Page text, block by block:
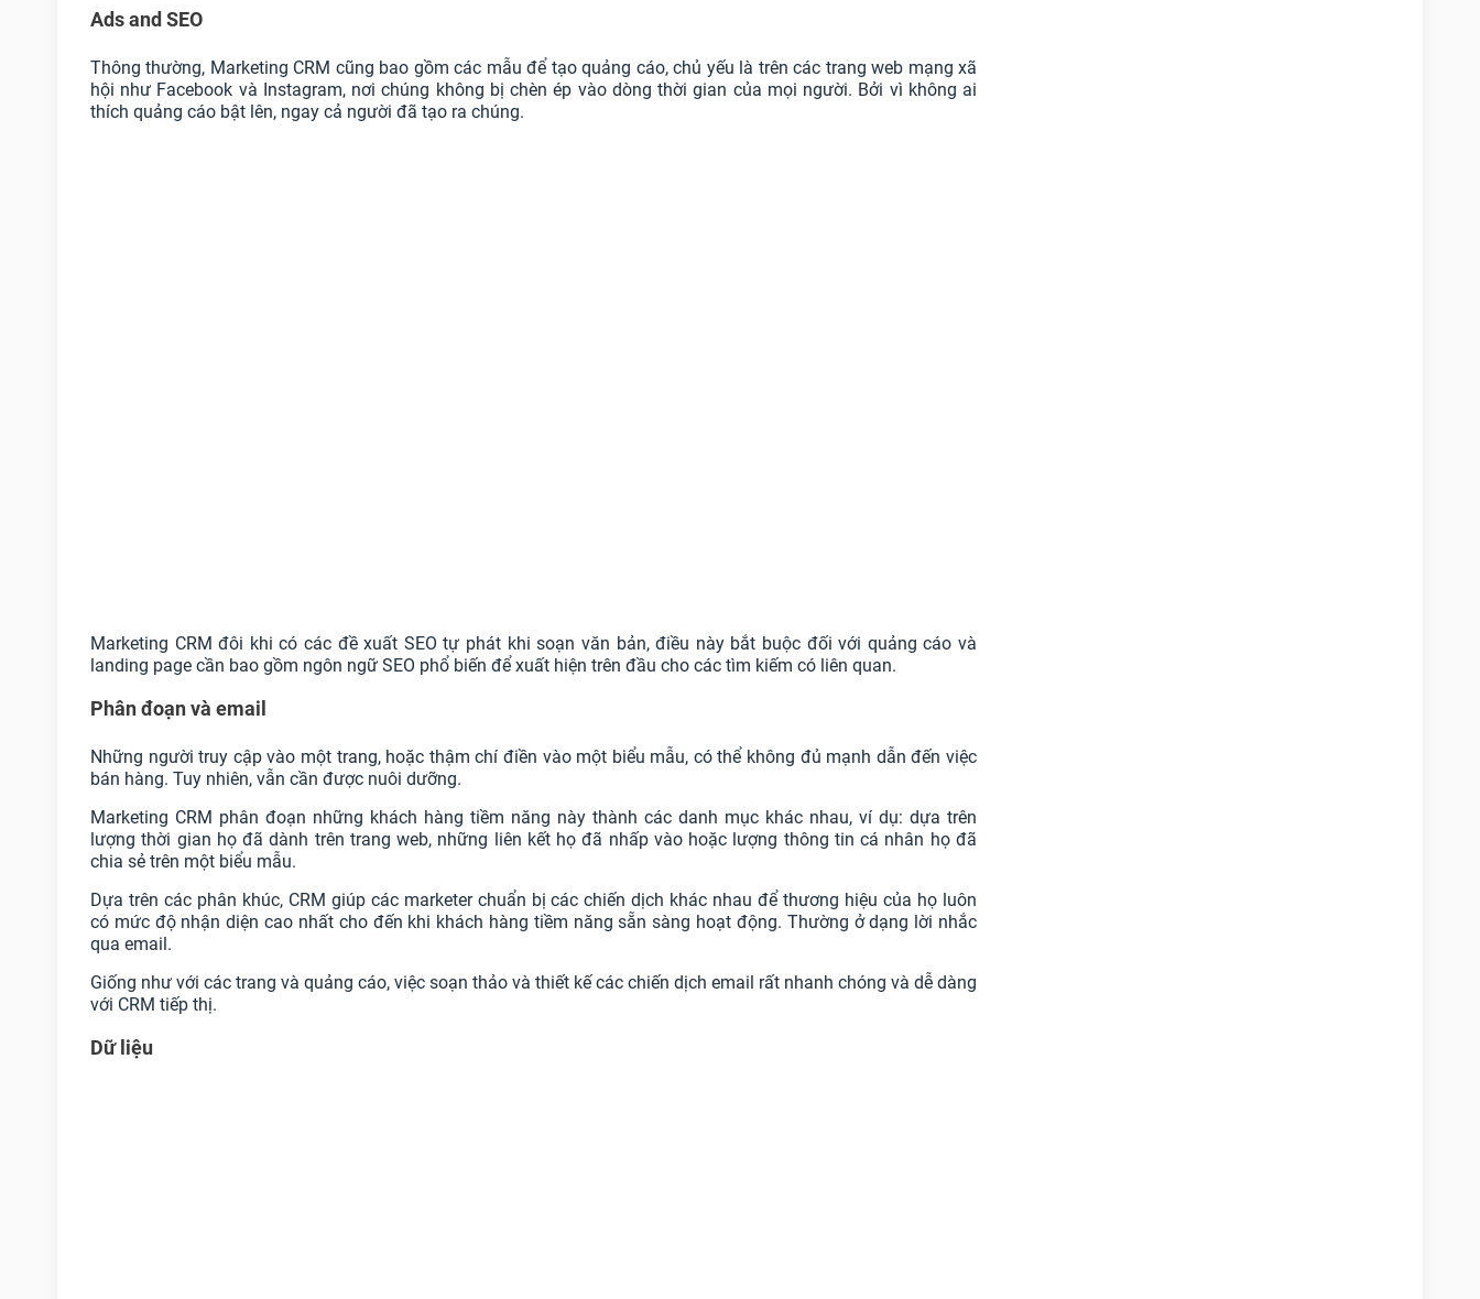
Ads and SEO
Thông thường, Marketing CRM cũng bao gồm các mẫu để tạo quảng cáo, chủ yếu là trên các trang web mạng xã
hội như Facebook và Instagram, nơi chúng không bị chèn ép vào dòng thời gian của mọi người. Bởi vì không ai
thích quảng cáo bật lên, ngay cả người đã tạo ra chúng.
Marketing CRM đôi khi có các đề xuất SEO tự phát khi soạn văn bản, điều này bắt buộc đối với quảng cáo và
landing page cần bao gồm ngôn ngữ SEO phổ biến để xuất hiện trên đầu cho các tìm kiếm có liên quan.
Phân đoạn và email
Những người truy cập vào một trang, hoặc thậm chí điền vào một biểu mẫu, có thể không đủ mạnh dẫn đến việc
bán hàng. Tuy nhiên, vẫn cần được nuôi dưỡng.
Marketing CRM phân đoạn những khách hàng tiềm năng này thành các danh mục khác nhau, ví dụ: dựa trên
lượng thời gian họ đã dành trên trang web, những liên kết họ đã nhấp vào hoặc lượng thông tin cá nhân họ đã
chia sẻ trên một biểu mẫu.
Dựa trên các phân khúc, CRM giúp các marketer chuẩn bị các chiến dịch khác nhau để thương hiệu của họ luôn
có mức độ nhận diện cao nhất cho đến khi khách hàng tiềm năng sẵn sàng hoạt động. Thường ở dạng lời nhắc
qua email.
Giống như với các trang và quảng cáo, việc soạn thảo và thiết kế các chiến dịch email rất nhanh chóng và dễ dàng
với CRM tiếp thị.
Dữ liệu